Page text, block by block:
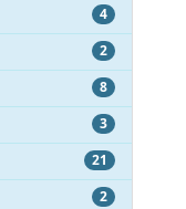
4
2
8
3
21
2